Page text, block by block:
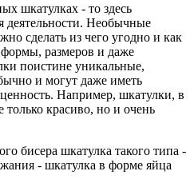
шкатулках - то здесь
деятельности. Необычные
сделать из чего угодно и как
размеров и даже
поистине уникальные,
и могут даже иметь
Например, шкатулки, в
красиво, но и очень
бисера шкатулка такого типа -
- шкатулка в форме яйца